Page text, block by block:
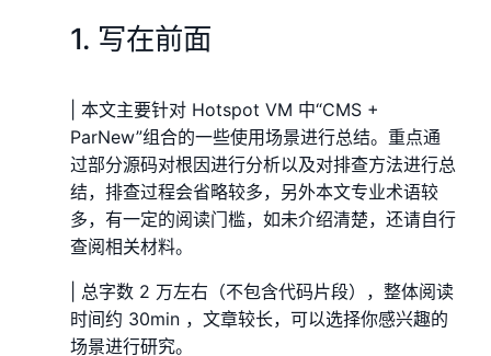
1. 写在前面
| 本文主要针对 Hotspot VM 中“CMS +
ParNew”组合的一些使用场景进行总结。重点通
过部分源码对根因进行分析以及对排查方法进行总
结，排查过程会省略较多，另外本文专业术语较
多，有一定的阅读门槛，如未介绍清楚，还请自行
查阅相关材料。
| 总字数 2 万左右（不包含代码片段），整体阅读
时间约 30min ，文章较长，可以选择你感兴趣的
场景进行研究。